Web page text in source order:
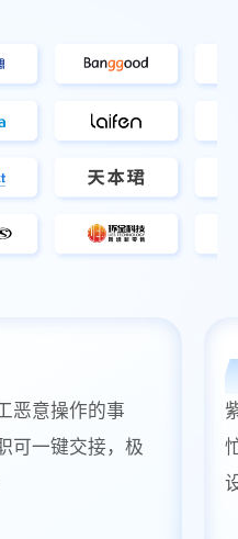
意操作的事
一键交接，极
紫
忙
设